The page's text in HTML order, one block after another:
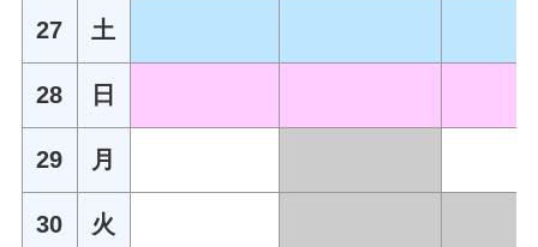
27 土
28 日
29 月
30 火